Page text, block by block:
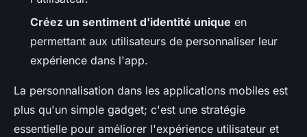
Créez un sentiment d'identité unique en
permettant aux utilisateurs de personnaliser leur
expérience dans l'app.
La personnalisation dans les applications mobiles est
plus qu'un simple gadget; c'est une stratégie
essentielle pour améliorer l'expérience utilisateur et